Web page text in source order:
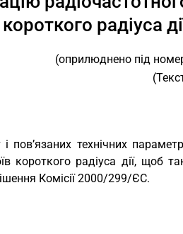
радіуса
(оприлюднено під
технічних
короткого радіуса дії, щоб
Комісії 2000/299/ЄС.